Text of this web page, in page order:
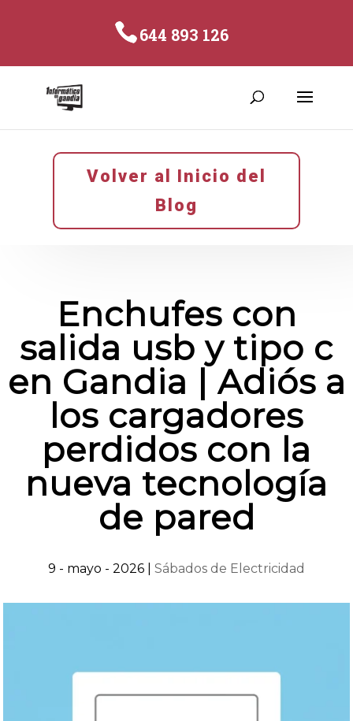
644 893 126
Volver al Inicio del
Blog
Enchufes con
salida usb y tipo c
en Gandia | Adiós a
los cargadores
perdidos con la
nueva tecnología
de pared
9 - mayo - 2026 Sábados de Electricidad